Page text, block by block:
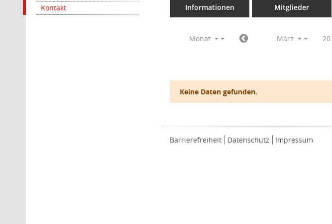
Kontakt
Informationen Mitglieder
Monat März
Keine Daten gefunden.
Barrierefreiheit Datenschutz Impressum